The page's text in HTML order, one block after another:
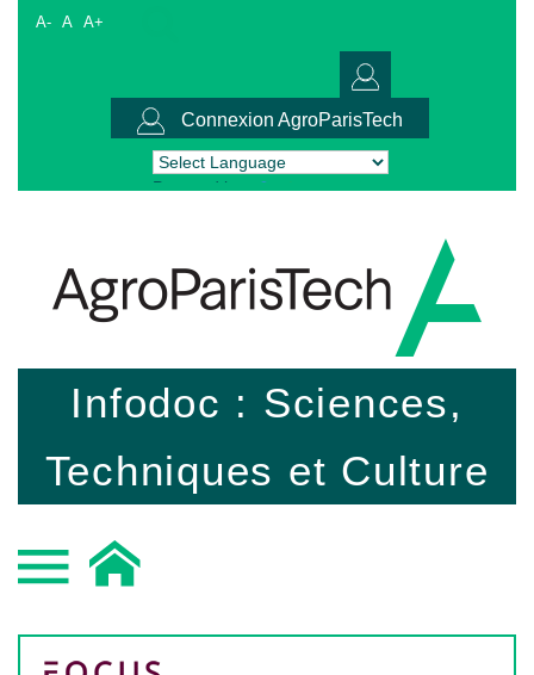
A- A A+
Connexion AgroParisTech
Powered by Translate
Infodoc : Sciences,
Techniques et Culture